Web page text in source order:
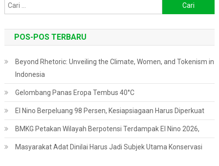
untuk:
POS-POS TERBARU
Beyond Rhetoric: Unveiling the Climate, Women, and Tokenism in
Indonesia
Gelombang Panas Eropa Tembus 40°C
El Nino Berpeluang 98 Persen, Kesiapsiagaan Harus Diperkuat
BMKG Petakan Wilayah Berpotensi Terdampak El Nino 2026,
Masyarakat Adat Dinilai Harus Jadi Subjek Utama Konservasi